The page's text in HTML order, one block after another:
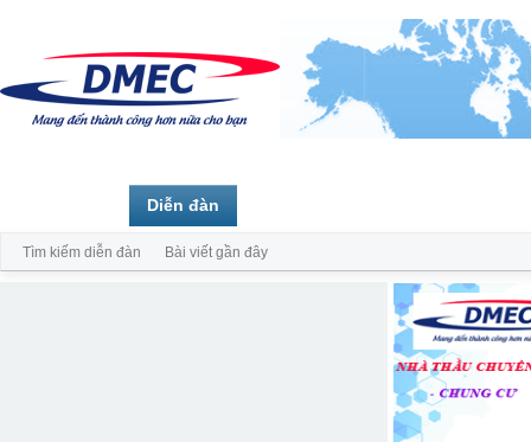
Diễn đàn
Tìm kiếm diễn đàn Bài viết gần đây